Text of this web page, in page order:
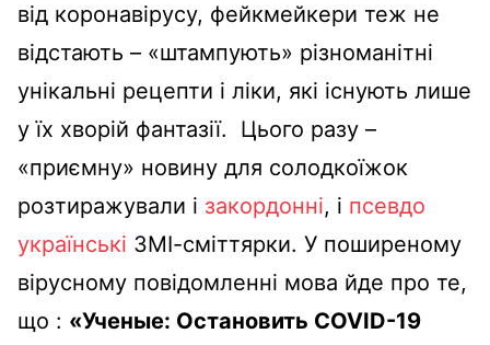
від коронавірусу, фейкмейкери теж не
відстають – «штампують» різноманітні
унікальні рецепти і ліки, які існують лише
у їх хворій фантазії. Цього разу –
«приємну» новину для солодкоїжок
розтиражували і закордонні, і псевдо
українські ЗМІ-сміттярки. У поширеному
вірусному повідомленні мова йде про те,
що : «Ученые: Остановить COVID-19